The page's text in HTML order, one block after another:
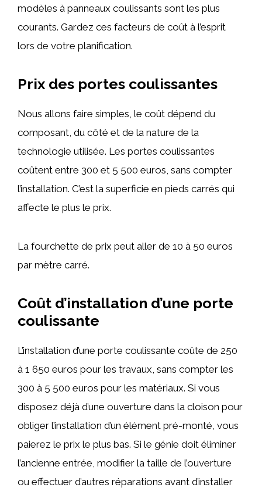
modèles à panneaux coulissants sont les plus
courants. Gardez ces facteurs de coût à l’esprit
lors de votre planification.
Prix des portes coulissantes
Nous allons faire simples, le coût dépend du
composant, du côté et de la nature de la
technologie utilisée. Les portes coulissantes
coûtent entre 300 et 5 500 euros, sans compter
l’installation. C’est la superficie en pieds carrés qui
affecte le plus le prix.
La fourchette de prix peut aller de 10 à 50 euros
par mètre carré.
Coût d’installation d’une porte
coulissante
L’installation d’une porte coulissante coûte de 250
à 1 650 euros pour les travaux, sans compter les
300 à 5 500 euros pour les matériaux. Si vous
disposez déjà d’une ouverture dans la cloison pour
obliger l’installation d’un élément pré-monté, vous
paierez le prix le plus bas. Si le génie doit éliminer
l’ancienne entrée, modifier la taille de l’ouverture
ou effectuer d’autres réparations avant d’installer